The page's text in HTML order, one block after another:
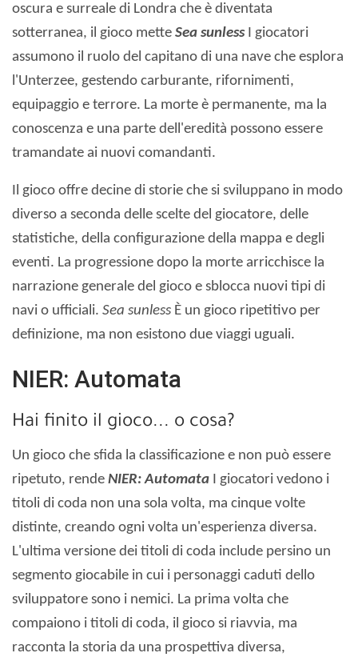
oscura e surreale di Londra che è diventata
sotterranea, il gioco mette Sea sunless I giocatori
assumono il ruolo del capitano di una nave che esplora
l'Unterzee, gestendo carburante, rifornimenti,
equipaggio e terrore. La morte è permanente, ma la
conoscenza e una parte dell'eredità possono essere
tramandate ai nuovi comandanti.
Il gioco offre decine di storie che si sviluppano in modo
diverso a seconda delle scelte del giocatore, delle
statistiche, della configurazione della mappa e degli
eventi. La progressione dopo la morte arricchisce la
narrazione generale del gioco e sblocca nuovi tipi di
navi o ufficiali. Sea sunless È un gioco ripetitivo per
definizione, ma non esistono due viaggi uguali.
NIER: Automata
Hai finito il gioco... o cosa?
Un gioco che sfida la classificazione e non può essere
ripetuto, rende NIER: Automata I giocatori vedono i
titoli di coda non una sola volta, ma cinque volte
distinte, creando ogni volta un'esperienza diversa.
L'ultima versione dei titoli di coda include persino un
segmento giocabile in cui i personaggi caduti dello
sviluppatore sono i nemici. La prima volta che
compaiono i titoli di coda, il gioco si riavvia, ma
racconta la storia da una prospettiva diversa,